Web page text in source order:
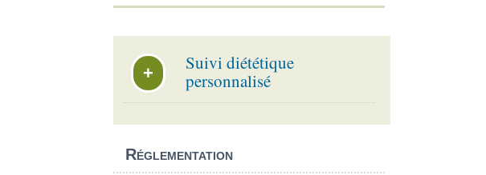
+
Suivi diététique
personnalisé
Réglementation